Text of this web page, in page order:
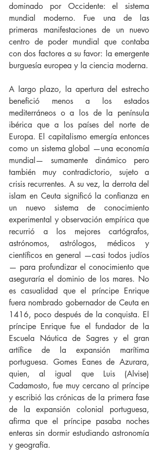
dominado por Occidente: el sistema
mundial moderno. Fue una de las
primeras manifestaciones de un nuevo
centro de poder mundial que contaba
con dos factores a su favor: la emergente
burguesía europea y la ciencia moderna.
A largo plazo, la apertura del estrecho
benefició menos a los estados
mediterráneos o a los de la península
ibérica que a los países del norte de
Europa. El capitalismo emergía entonces
como un sistema global —una economía
mundial— sumamente dinámico pero
también muy contradictorio, sujeto a
crisis recurrentes. A su vez, la derrota del
islam en Ceuta significó la confianza en
un nuevo sistema de conocimiento
experimental y observación empírica que
recurrió a los mejores cartógrafos,
astrónomos, astrólogos, médicos y
científicos en general —casi todos judíos
— para profundizar el conocimiento que
aseguraría el dominio de los mares. No
es casualidad que el príncipe Enrique
fuera nombrado gobernador de Ceuta en
1416, poco después de la conquista. El
príncipe Enrique fue el fundador de la
Escuela Náutica de Sagres y el gran
artífice de la expansión marítima
portuguesa. Gomes Eanes de Azurara,
quien, al igual que Luis (Alvise)
Cadamosto, fue muy cercano al príncipe
y escribió las crónicas de la primera fase
de la expansión colonial portuguesa,
afirma que el príncipe pasaba noches
enteras sin dormir estudiando astronomía
y geografía.